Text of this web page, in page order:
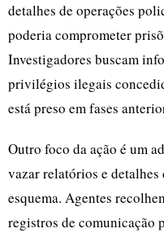
detalhes de operações
poderia comprometer
Investigadores buscam
privilégios ilegais
está preso em fases
Outro foco da ação é um
vazar relatórios e
esquema. Agentes
registros de comunicação